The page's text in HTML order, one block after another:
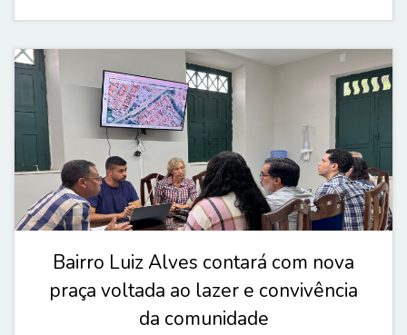
Bairro Luiz Alves contará com nova
praça voltada ao lazer e convivência
da comunidade